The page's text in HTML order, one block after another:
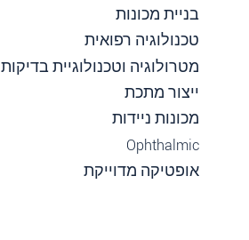
בניית מכונות
טכנולוגיה רפואית
מטרולוגיה וטכנולוגיית בדיקות
ייצור מתכת
מכונות ניידות
Ophthalmic
אופטיקה מדוייקת